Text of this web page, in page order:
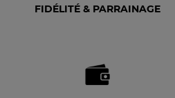
FIDÉLITÉ & PARRAINAGE